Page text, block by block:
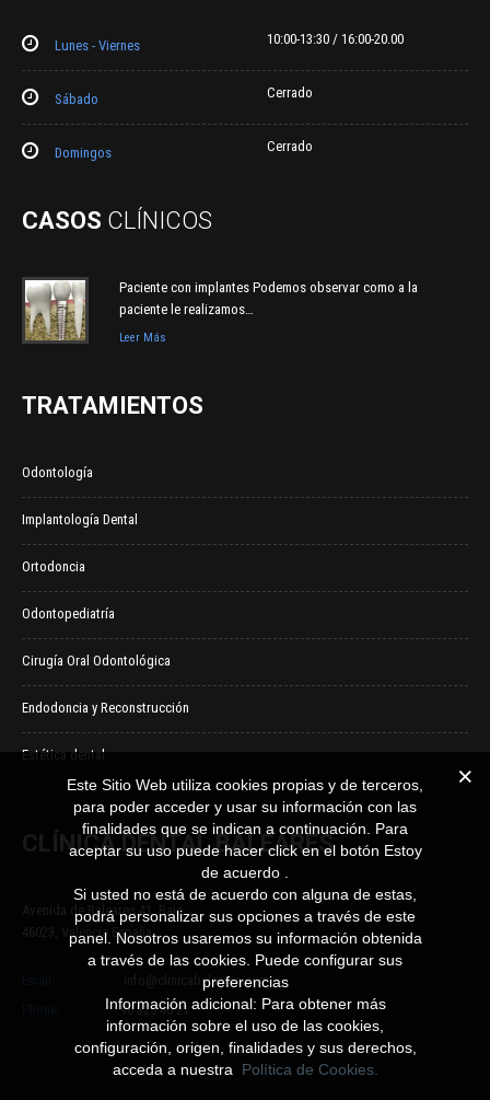
Lunes - Viernes 10:00-13:30 / 16:00-20.00
Sábado Cerrado
Domingos Cerrado
CASOS CLÍNICOS
Paciente con implantes Podemos observar como a la
paciente le realizamos…
Leer Más
TRATAMIENTOS
Odontología
Implantología Dental
Ortodoncia
Odontopediatría
Cirugía Oral Odontológica
Endodoncia y Reconstrucción
Estética dental
CLÍNICA DENTAL BALEARES
Avenida de Baleares 41, Bajo
46023, Valencia España
info@clinicabaleares.com
96 325 40 21
Este Sitio Web utiliza cookies propias y de terceros,
para poder acceder y usar su información con las
finalidades que se indican a continuación. Para
aceptar su uso puede hacer click en el botón Estoy
de acuerdo .
Si usted no está de acuerdo con alguna de estas,
podrá personalizar sus opciones a través de este
panel. Nosotros usaremos su información obtenida
a través de las cookies. Puede configurar sus
preferencias
Información adicional: Para obtener más
información sobre el uso de las cookies,
configuración, origen, finalidades y sus derechos,
acceda a nuestra
Política de Cookies.